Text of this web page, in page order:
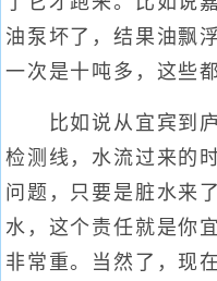
油泵坏了，结果油飘
一次是十吨多，这些
比如说从宜宾到庐
检测线，水流过来的
问题，只要是脏水来
水，这个责任就是你
非常重。当然了，现